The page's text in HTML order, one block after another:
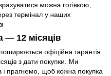
можна готівкою,
термінал у наших
— 12 місяців
офіційна гарантія
з дати покупки. Ми
і прагнемо, щоб кожна покупка